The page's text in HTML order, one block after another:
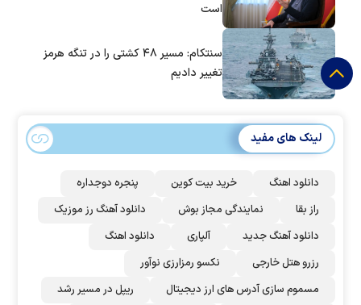
است
سنتکام: مسیر ۴۸ کشتی را در تنگه هرمز
تغییر دادیم
لینک های مفید
دانلود اهنگ خرید بیت کوین
پنجره دوجداره
راز بقا
نمایندگی مجاز بوش
دانلود آهنگ رز‌ موزیک
دانلود آهنگ جدید
آلپاری
دانلود اهنگ
رزرو هتل خارجی
نکسو رمزارزی نوآور
مسموم سازی آدرس های ارز دیجیتال
ریپل در مسیر رشد